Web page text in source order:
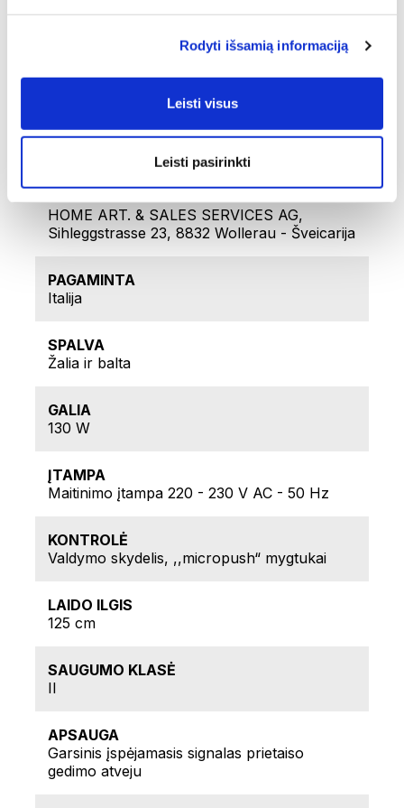
Rodyti išsamią informaciją
Leisti visus
Leisti pasirinkti
GRYNASIS SVORIS [KG]
Oro pašalinimas ir vakuuminis pakavimas su
HOME ART. & SALES SERVICES AG,
Sihleggstrasse 23, 8832 Wollerau - Šveicarija
PAGAMINTA
Italija
SPALVA
Žalia ir balta
GALIA
130 W
ĮTAMPA
Maitinimo įtampa 220 - 230 V AC - 50 Hz
KONTROLĖ
Valdymo skydelis, ,,micropush“ mygtukai
LAIDO ILGIS
125 cm
SAUGUMO KLASĖ
II
APSAUGA
Garsinis įspėjamasis signalas prietaiso
gedimo atveju